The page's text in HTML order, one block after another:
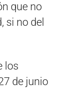
que no
si no del
los
de junio